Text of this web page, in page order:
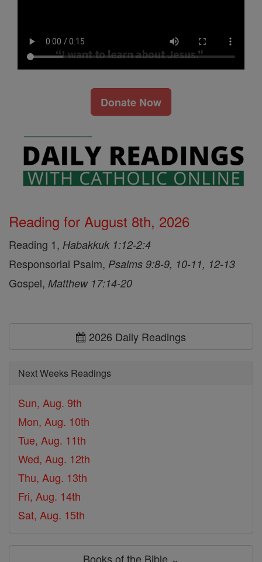
Donate Now
Reading for August 8th, 2026
Reading 1, Habakkuk 1:12-2:4
Responsorial Psalm, Psalms 9:8-9, 10-11, 12-13
Gospel, Matthew 17:14-20
2026 Daily Readings
Next Weeks Readings
Sun, Aug. 9th
Mon, Aug. 10th
Tue, Aug. 11th
Wed, Aug. 12th
Thu, Aug. 13th
Fri, Aug. 14th
Sat, Aug. 15th
Books of the Bible ⌄